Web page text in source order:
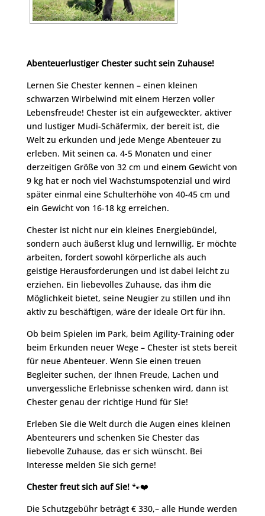
Abenteuerlustiger Chester sucht sein Zuhause!
Lernen Sie Chester kennen – einen kleinen
schwarzen Wirbelwind mit einem Herzen voller
Lebensfreude! Chester ist ein aufgeweckter, aktiver
und lustiger Mudi-Schäfermix, der bereit ist, die
Welt zu erkunden und jede Menge Abenteuer zu
erleben. Mit seinen ca. 4-5 Monaten und einer
derzeitigen Größe von 32 cm und einem Gewicht von
9 kg hat er noch viel Wachstumspotenzial und wird
später einmal eine Schulterhöhe von 40-45 cm und
ein Gewicht von 16-18 kg erreichen.
Chester ist nicht nur ein kleines Energiebündel,
sondern auch äußerst klug und lernwillig. Er möchte
arbeiten, fordert sowohl körperliche als auch
geistige Herausforderungen und ist dabei leicht zu
erziehen. Ein liebevolles Zuhause, das ihm die
Möglichkeit bietet, seine Neugier zu stillen und ihn
aktiv zu beschäftigen, wäre der ideale Ort für ihn.
Ob beim Spielen im Park, beim Agility-Training oder
beim Erkunden neuer Wege – Chester ist stets bereit
für neue Abenteuer. Wenn Sie einen treuen
Begleiter suchen, der Ihnen Freude, Lachen und
unvergessliche Erlebnisse schenken wird, dann ist
Chester genau der richtige Hund für Sie!
Erleben Sie die Welt durch die Augen eines kleinen
Abenteurers und schenken Sie Chester das
liebevolle Zuhause, das er sich wünscht. Bei
Interesse melden Sie sich gerne!
Chester freut sich auf Sie!🐾❤️
Die Schutzgebühr beträgt € 330,– alle Hunde werden